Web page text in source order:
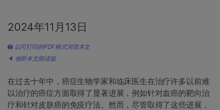
2024年11月13日
🖨 以可打印的PDF格式浏览本文
🔈 收听本文朗读版
在过去十年中，癌症生物学家和临床医生在治疗许多以前难
以治疗的癌症方面取得了显著进展，例如针对血癌的靶向治
疗和针对皮肤癌的免疫疗法。然而，尽管取得了这些进展，